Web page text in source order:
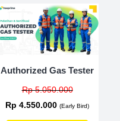
Authorized Gas Tester
Rp 5.050.000
Rp 4.550.000 (Early Bird)